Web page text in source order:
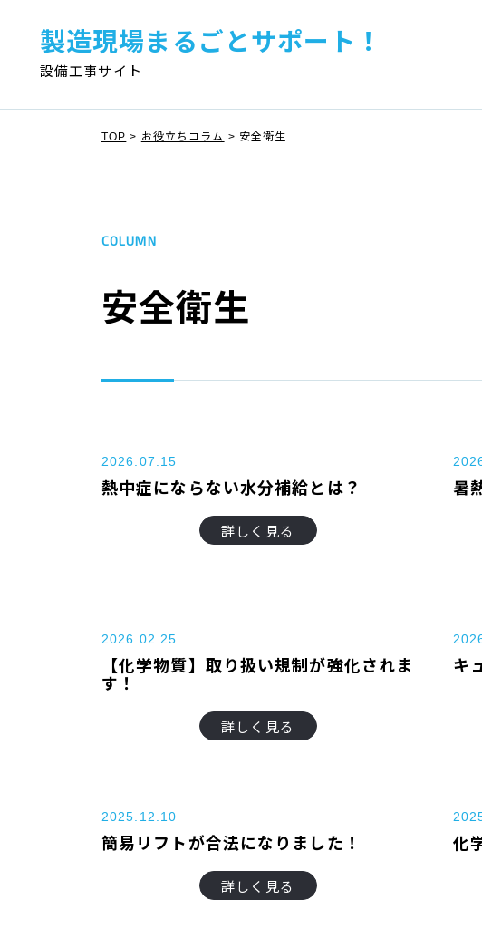
製造現場まるごとサポート！
設備工事サイト
TOP > お役立ちコラム > 安全衛生
COLUMN
安全衛生
2026.07.15
熱中症にならない水分補給とは？
詳しく見る
暑
2026.02.25
【化学物質】取り扱い規制が強化されま
す！
詳しく見る
キ
2025.12.10
簡易リフトが合法になりました！
詳しく見る
化